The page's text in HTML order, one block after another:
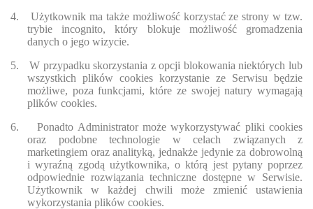
4.
Użytkownik ma także możliwość korzystać ze strony w tzw.
trybie incognito, który blokuje możliwość gromadzenia
danych o jego wizycie.
5.
W przypadku skorzystania z opcji blokowania niektórych lub
wszystkich plików cookies korzystanie ze Serwisu będzie
możliwe, poza funkcjami, które ze swojej natury wymagają
plików cookies.
6.
Ponadto Administrator może wykorzystywać pliki cookies
oraz podobne technologie w celach związanych z
marketingiem oraz analityką, jednakże jedynie za dobrowolną
i wyraźną zgodą użytkownika, o którą jest pytany poprzez
odpowiednie rozwiązania techniczne dostępne w Serwisie.
Użytkownik w każdej chwili może zmienić ustawienia
wykorzystania plików cookies.